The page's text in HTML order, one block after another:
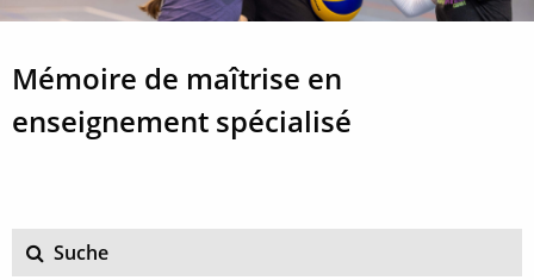
Mémoire de maîtrise en
enseignement spécialisé
Suche